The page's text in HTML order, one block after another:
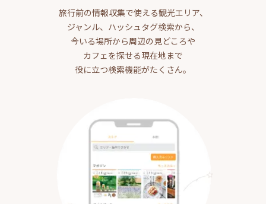
旅行前の情報収集で使える観光エリア、
ジャンル、ハッシュタグ検索から、
今いる場所から周辺の見どころや
カフェを探せる現在地まで
役に立つ検索機能がたくさん。